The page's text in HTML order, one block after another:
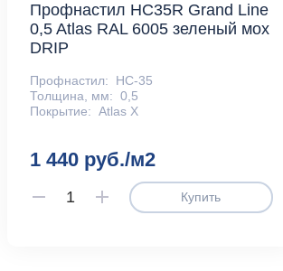
Профнастил HC35R Grand Line
0,5 Atlas RAL 6005 зеленый мох
DRIP
Профнастил:
НС-35
Толщина, мм: 0,5
Покрытие: Atlas X
1 440 руб./м2
Купить